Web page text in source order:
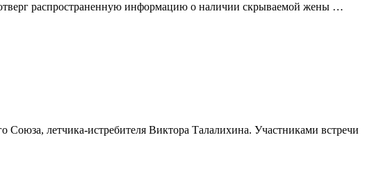
распространенную информацию о наличии скрываемой жены …
летчика-истребителя Виктора Талалихина. Участниками встречи